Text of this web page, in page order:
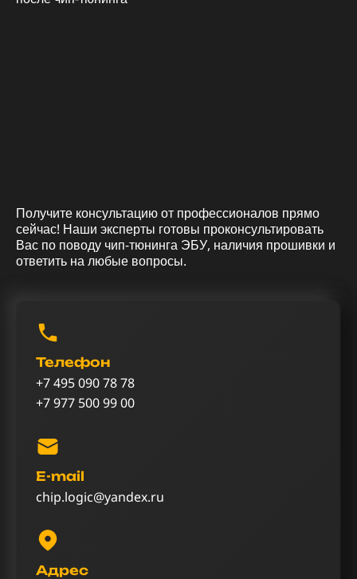
Получите консультацию от профессионалов прямо
сейчас! Наши эксперты готовы проконсультировать
Вас по поводу чип-тюнинга ЭБУ, наличия прошивки и
ответить на любые вопросы.
Телефон
+7 495 090 78 78
+7 977 500 99 00
E-mail
chip.logic@yandex.ru
Адрес